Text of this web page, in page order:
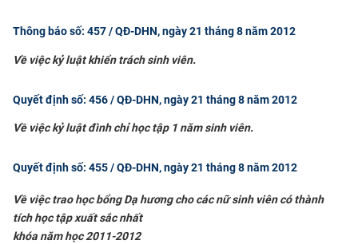
Thông báo số: 457 / QĐ-DHN, ngày 21 tháng 8 năm 2012
​Về việc kỷ luật khiển trách sinh viên.
Quyết định số: 456 / QĐ-DHN, ngày 21 tháng 8 năm 2012
Về việc kỷ luật đình chỉ học tập 1 năm sinh viên.​
Quyết định số: 455 / QĐ-DHN, ngày 21 tháng 8 năm 2012
Về việc trao học bổng Dạ hương cho các nữ sinh viêncó thành
tích học tập xuất sắc nhất
khóa năm học 2011-2012